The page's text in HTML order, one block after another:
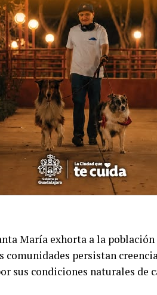
María exhorta a la
comunidades persistan
sus condiciones naturales de